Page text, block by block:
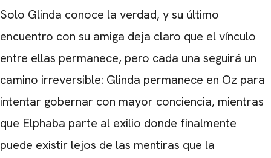
Solo Glinda conoce la verdad, y su último
encuentro con su amiga deja claro que el vínculo
entre ellas permanece, pero cada una seguirá un
camino irreversible: Glinda permanece en Oz para
intentar gobernar con mayor conciencia, mientras
que Elphaba parte al exilio donde finalmente
puede existir lejos de las mentiras que la